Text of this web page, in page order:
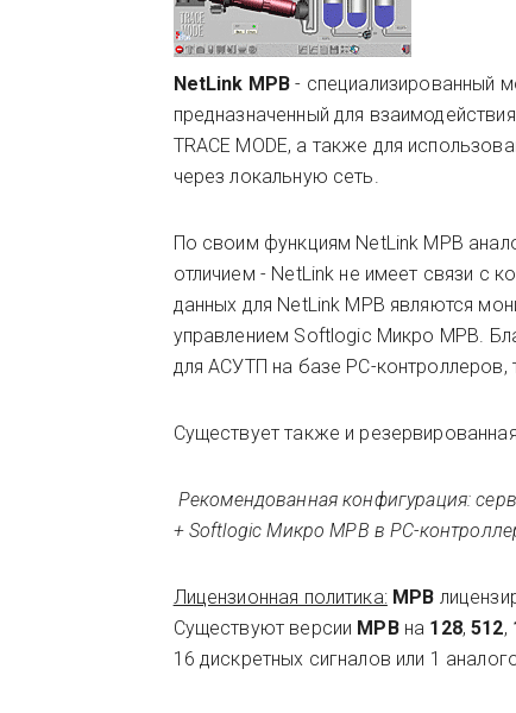
NetLink МРВ - специализированный
предназначенный для
TRACE MODE, а также для
через локальную сеть.
По своим функциям NetLink МРВ
отличием - NetLink не имеет связи с
данных для NetLink МРВ являются
управлением Softlogic Микро МРВ.
для АСУТП на базе PC-контроллеров,
Существует также и
Рекомендованная конфигурация:
+ Softlogic Микро МРВ в PC-
Лицензионная политика: МРВ
Существуют версии МРВна 128,512,
16 дискретных сигналов или 1